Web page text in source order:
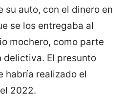
su auto, con el dinero en
se los entregaba al
mochero, como parte
delictiva. El presunto
habría realizado el
2022.